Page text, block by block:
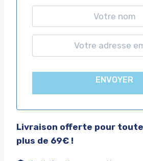
ENVOYER
Livraison offerte pour toute
plus de 69€ !